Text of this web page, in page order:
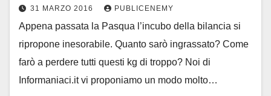
31 MARZO 2016 PUBLICENEMY
Appena passata la Pasqua l’incubo della bilancia si
ripropone inesorabile. Quanto sarò ingrassato? Come
farò a perdere tutti questi kg di troppo? Noi di
Informaniaci.it vi proponiamo un modo molto…